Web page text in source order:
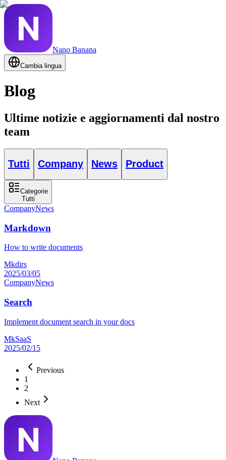
Nano Banana
Cambia lingua
Blog
Ultime notizie e aggiornamenti dal nostro
team
Tutti Company News Product
Categorie
Tutti
CompanyNews
Markdown
How to write documents
Mkdirs
2025/03/05
CompanyNews
Search
Implement document search in your docs
MkSaaS
2025/02/15
Previous
1
2
Next